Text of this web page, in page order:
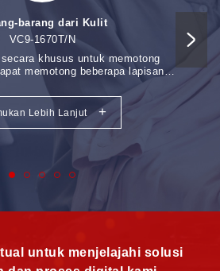
barang dari Kulit
VC9-1670T/N
khusus untuk memotong
memotong beberapa lapisan
pemotongan: 12-18mm).
Lebih Lanjut +
untuk menjelajahi solusi